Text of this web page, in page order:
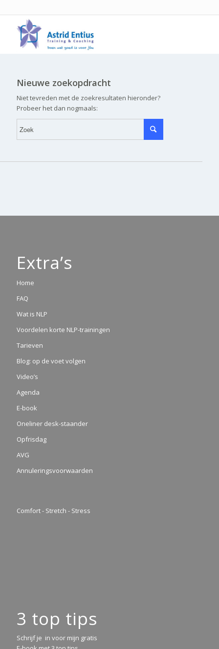
Nieuwe zoekopdracht
Niet tevreden met de zoekresultaten hieronder?
Probeer het dan nogmaals:
Extra’s
Home
FAQ
Wat is NLP
Voordelen korte NLP-trainingen
Tarieven
Blog: op de voet volgen
Video’s
Agenda
E-book
Oneliner desk-staander
Opfrisdag
AVG
Annuleringsvoorwaarden
Comfort - Stretch - Stress
3 top tips
Schrijf je in voor mijn gratis